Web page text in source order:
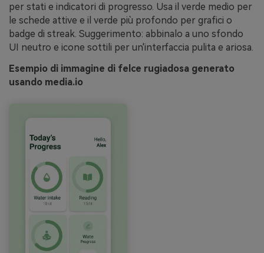
per stati e indicatori di progresso. Usa il verde medio per
le schede attive e il verde più profondo per grafici o
badge di streak. Suggerimento: abbinalo a uno sfondo
UI neutro e icone sottili per un'interfaccia pulita e ariosa.
Esempio di immagine di felce rugiadosa generato
usando media.io